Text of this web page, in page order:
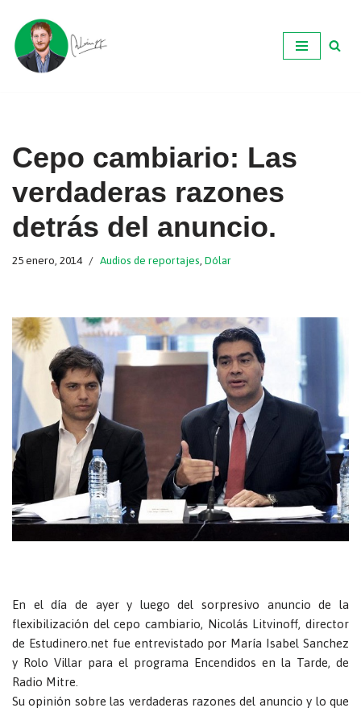
Ir
al
Cepo cambiario: Las
verdaderas razones
detrás del anuncio.
25 enero, 2014 Audios de reportajes Dólar
En el día de ayer y luego del sorpresivo anuncio de la
flexibilización del cepo cambiario, Nicolás Litvinoff, director
de Estudinero.net fue entrevistado por María Isabel Sanchez
y Rolo Villar para el programa Encendidos en la Tarde, de
Radio Mitre.
Su opinión sobre las verdaderas razones del anuncio y lo que